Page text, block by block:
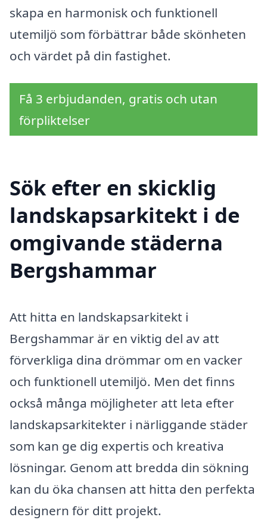
skapa en harmonisk och funktionell
utemiljö som förbättrar både skönheten
och värdet på din fastighet.
Få 3 erbjudanden, gratis och utan
förpliktelser
Sök efter en skicklig
landskapsarkitekt i de
omgivande städerna
Bergshammar
Att hitta en landskapsarkitekt i
Bergshammar är en viktig del av att
förverkliga dina drömmar om en vacker
och funktionell utemiljö. Men det finns
också många möjligheter att leta efter
landskapsarkitekter i närliggande städer
som kan ge dig expertis och kreativa
lösningar. Genom att bredda din sökning
kan du öka chansen att hitta den perfekta
designern för ditt projekt.